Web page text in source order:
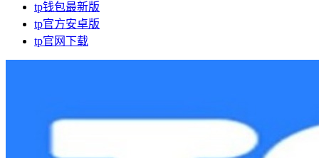
tp钱包最新版
tp官方安卓版
tp官网下载